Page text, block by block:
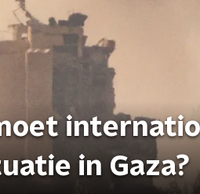
in Gaza?